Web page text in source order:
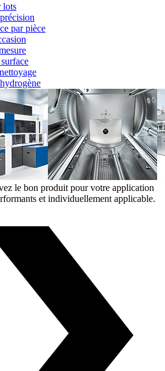
lots
par pièce
le bon produit pour votre application
et individuellement applicable.